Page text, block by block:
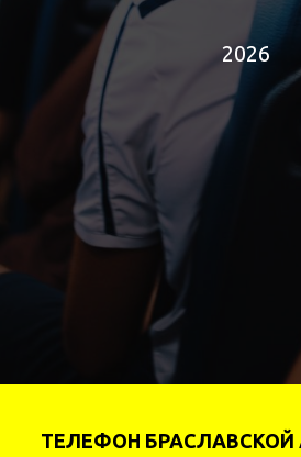
2026
ТЕЛЕФОН БРАСЛАВСКОЙ